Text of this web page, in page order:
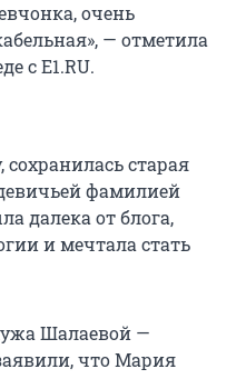
очень
— отметила
с E1.RU.
старая
фамилией
далека от блога,
и мечтала стать
Шалаевой —
что Мария